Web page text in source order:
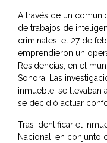
A través de un
de trabajos de
criminales, el 27 de
emprendieron un
Residencias, en el
Sonora. Las
inmueble, se llevaban
se decidió actuar
Tras identificar el
Nacional, en conjunto